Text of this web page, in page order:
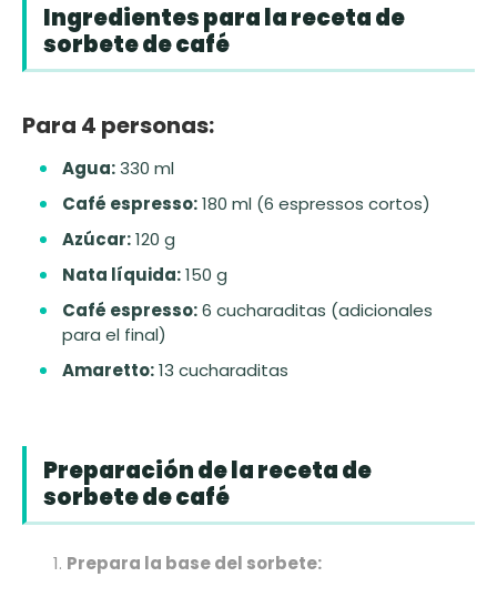
Ingredientes para la receta de
sorbete de café
Para 4 personas:
Agua:330 ml
Café espresso:180 ml (6 espressos cortos)
Azúcar:120 g
Nata líquida:150 g
Café espresso:6 cucharaditas (adicionales
para el final)
Amaretto:13 cucharaditas
Preparación de la receta de
sorbete de café
Prepara la base del sorbete: